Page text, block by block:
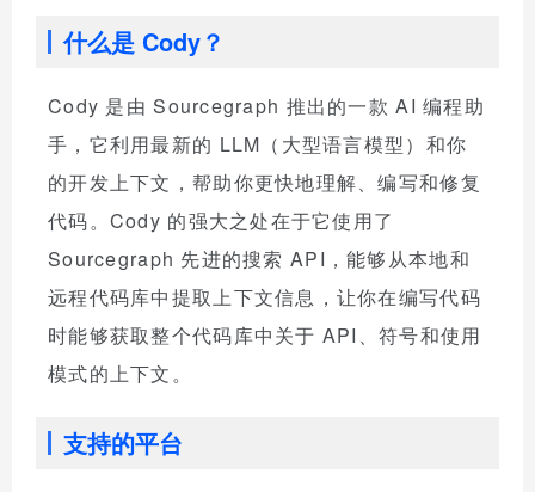
什么是 Cody？
Cody 是由 Sourcegraph 推出的一款 AI 编程助
手，它利用最新的 LLM（大型语言模型）和你
的开发上下文，帮助你更快地理解、编写和修复
代码。Cody 的强大之处在于它使用了
Sourcegraph 先进的搜索 API，能够从本地和
远程代码库中提取上下文信息，让你在编写代码
时能够获取整个代码库中关于 API、符号和使用
模式的上下文。
支持的平台